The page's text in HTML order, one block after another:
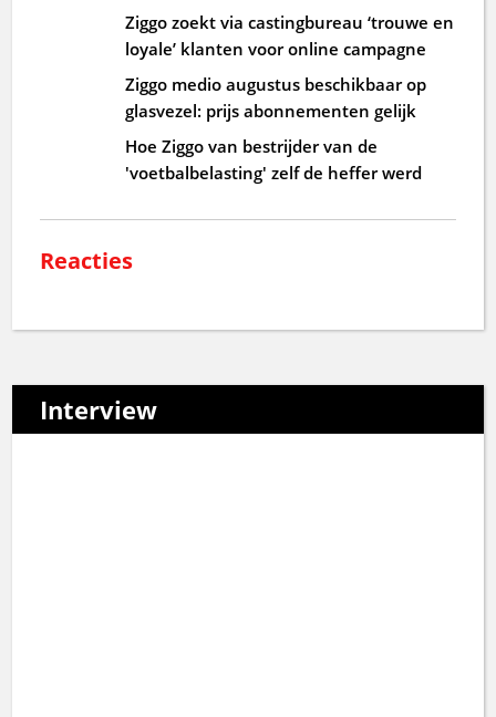
Ziggo zoekt via castingbureau ‘trouwe en
loyale’ klanten voor online campagne
Ziggo medio augustus beschikbaar op
glasvezel: prijs abonnementen gelijk
Hoe Ziggo van bestrijder van de
'voetbalbelasting' zelf de heffer werd
Reacties
Interview